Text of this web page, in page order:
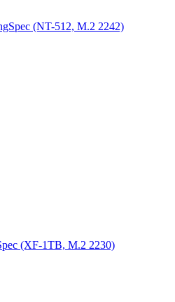
(NT-512, M.2 2242)
(XF-1TB, M.2 2230)